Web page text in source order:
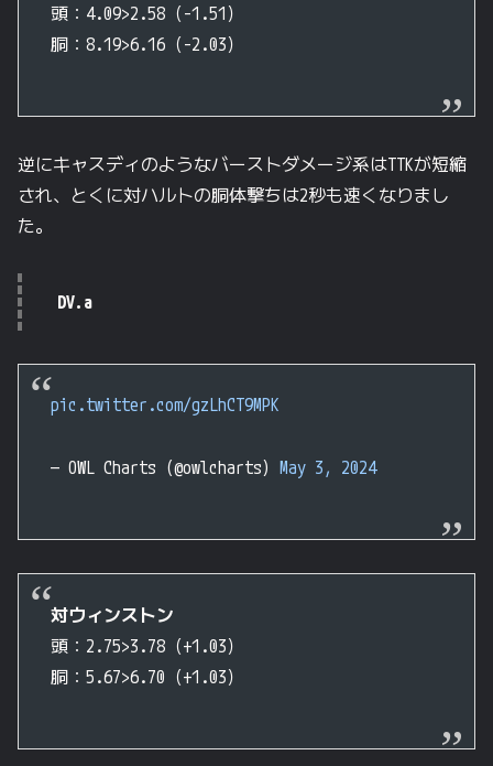
頭：4.09>2.58（-1.51）
胴：8.19>6.16（-2.03）
逆にキャスディのようなバーストダメージ系はTTKが短縮
され、とくに対ハルトの胴体撃ちは2秒も速くなりまし
た。
DV.a
pic.twitter.com/gzLhCT9MPK
— OWL Charts (@owlcharts) May 3, 2024
対ウィンストン
頭：2.75>3.78（+1.03）
胴：5.67>6.70（+1.03）